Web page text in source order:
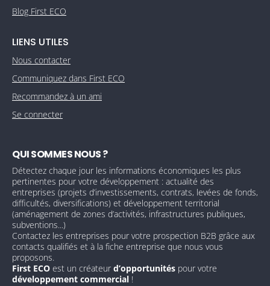
Blog First ECO
LIENS UTILES
Nous contacter
Communiquez dans First ECO
Recommandez à un ami
Se connecter
QUI SOMMES NOUS ?
Détectez chaque jour les informations économiques les plus
pertinentes pour votre développement : actualité des
entreprises (projets d’investissements, contrats, levées de fonds,
difficultés, diversifications) et développement territorial
(aménagement de zones d’activités, infrastructures publiques,
subventions...)
Contactez les entreprises pour votre prospection B2B grâce aux
contacts qualifiés et à la fiche entreprise que nous vous
proposons.
First ECO est un créateurd’opportunités pour votre
développement commercial !